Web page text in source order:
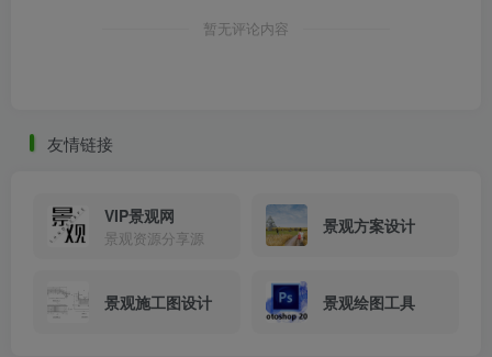
交流休憩空间.jpg
暂无评论内容
友情链接
VIP景观网
景观资源分享源
景观方案设计
景观施工图设计 景观绘图工具